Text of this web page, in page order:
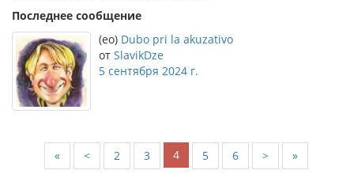
Последнее сообщение
(eo) Dubo pri la akuzativo
от SlavikDze
5 сентября 2024 г.
« < 2 3 4 5 6 > »